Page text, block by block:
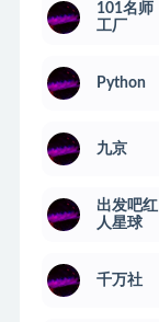
101名师
工厂
Python
九京
出发吧红
人星球
千万社